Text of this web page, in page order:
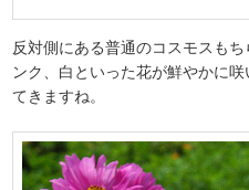
反対側にある普通のコスモスも
ンク、白といった花が鮮やかに
てきますね。